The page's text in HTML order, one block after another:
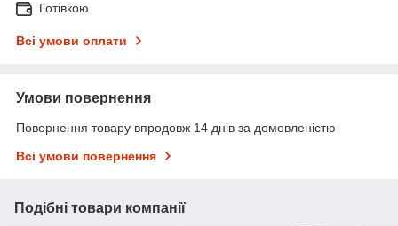
Готівкою
Всі умови оплати
Умови повернення
Повернення товару впродовж 14 днів за домовленістю
Всі умови повернення
Подібні товари компанії